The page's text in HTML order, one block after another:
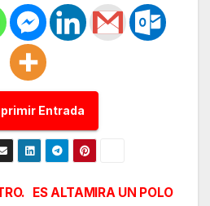
Entrada
ES ALTAMIRA UN POLO